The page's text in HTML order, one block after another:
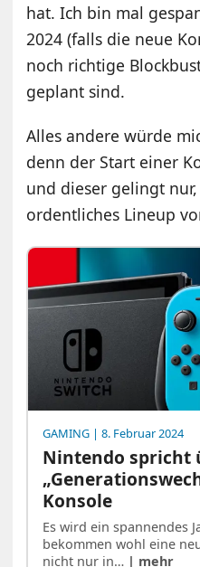
hat. Ich bin mal
2024 (falls die neue
noch richtige
geplant sind.
Alles andere würde
denn der Start einer
und dieser gelingt
ordentliches Lineup
GAMING | 8. Februar 2024
Nintendo spricht
Konsole
Es wird ein spannendes
bekommen wohl eine
nicht nur in… | mehr